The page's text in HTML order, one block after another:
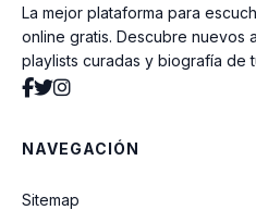
La mejor plataforma para
online gratis. Descubre nuevos
playlists curadas y biografía de
NAVEGACIÓN
Sitemap